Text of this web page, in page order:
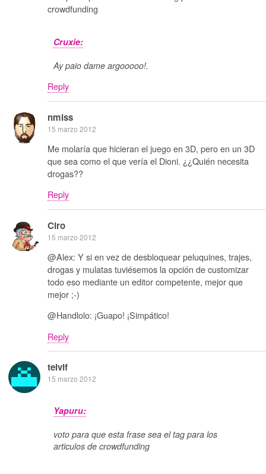
crowdfunding
Cruxie:
Ay paio dame argooooo!.
Reply
nmlss
15 marzo 2012
Me molaría que hicieran el juego en 3D, pero en un 3D
que sea como el que vería el Dioni. ¿¿Quién necesita
drogas??
Reply
Ciro
15 marzo 2012
@Alex: Y si en vez de desbloquear peluquines, trajes,
drogas y mulatas tuviésemos la opción de customizar
todo eso mediante un editor competente, mejor que
mejor ;-)
@Handlolo: ¡Guapo! ¡Simpático!
Reply
telvif
15 marzo 2012
Yapuru:
voto para que esta frase sea el tag para los
articulos de crowdfunding